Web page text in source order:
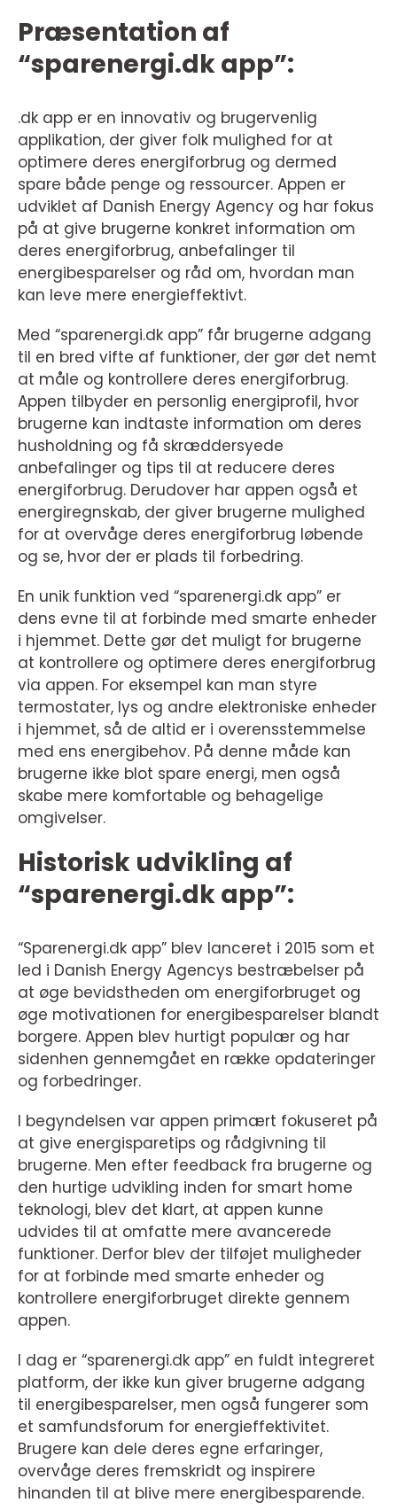
Præsentation af
“sparenergi.dk app”:
.dk app er en innovativ og brugervenlig
applikation, der giver folk mulighed for at
optimere deres energiforbrug og dermed
spare både penge og ressourcer. Appen er
udviklet af Danish Energy Agency og har fokus
på at give brugerne konkret information om
deres energiforbrug, anbefalinger til
energibesparelser og råd om, hvordan man
kan leve mere energieffektivt.
Med “sparenergi.dk app” får brugerne adgang
til en bred vifte af funktioner, der gør det nemt
at måle og kontrollere deres energiforbrug.
Appen tilbyder en personlig energiprofil, hvor
brugerne kan indtaste information om deres
husholdning og få skræddersyede
anbefalinger og tips til at reducere deres
energiforbrug. Derudover har appen også et
energiregnskab, der giver brugerne mulighed
for at overvåge deres energiforbrug løbende
og se, hvor der er plads til forbedring.
En unik funktion ved “sparenergi.dk app” er
dens evne til at forbinde med smarte enheder
i hjemmet. Dette gør det muligt for brugerne
at kontrollere og optimere deres energiforbrug
via appen. For eksempel kan man styre
termostater, lys og andre elektroniske enheder
i hjemmet, så de altid er i overensstemmelse
med ens energibehov. På denne måde kan
brugerne ikke blot spare energi, men også
skabe mere komfortable og behagelige
omgivelser.
Historisk udvikling af
“sparenergi.dk app”:
“Sparenergi.dk app” blev lanceret i 2015 som et
led i Danish Energy Agencys bestræbelser på
at øge bevidstheden om energiforbruget og
øge motivationen for energibesparelser blandt
borgere. Appen blev hurtigt populær og har
sidenhen gennemgået en række opdateringer
og forbedringer.
I begyndelsen var appen primært fokuseret på
at give energisparetips og rådgivning til
brugerne. Men efter feedback fra brugerne og
den hurtige udvikling inden for smart home
teknologi, blev det klart, at appen kunne
udvides til at omfatte mere avancerede
funktioner. Derfor blev der tilføjet muligheder
for at forbinde med smarte enheder og
kontrollere energiforbruget direkte gennem
appen.
I dag er “sparenergi.dk app” en fuldt integreret
platform, der ikke kun giver brugerne adgang
til energibesparelser, men også fungerer som
et samfundsforum for energieffektivitet.
Brugere kan dele deres egne erfaringer,
overvåge deres fremskridt og inspirere
hinanden til at blive mere energibesparende.